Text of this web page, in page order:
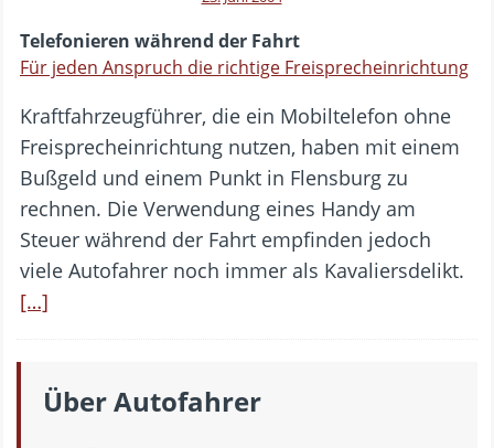
Telefonieren während der Fahrt
Für jeden Anspruch die richtige Freisprecheinrichtung
Kraftfahrzeugführer, die ein Mobiltelefon ohne
Freisprecheinrichtung nutzen, haben mit einem
Bußgeld und einem Punkt in Flensburg zu
rechnen. Die Verwendung eines Handy am
Steuer während der Fahrt empfinden jedoch
viele Autofahrer noch immer als Kavaliersdelikt.
[…]
Über Autofahrer